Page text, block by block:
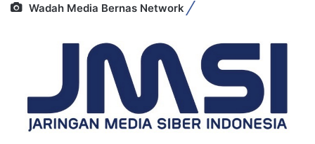
Wadah Media Bernas Network